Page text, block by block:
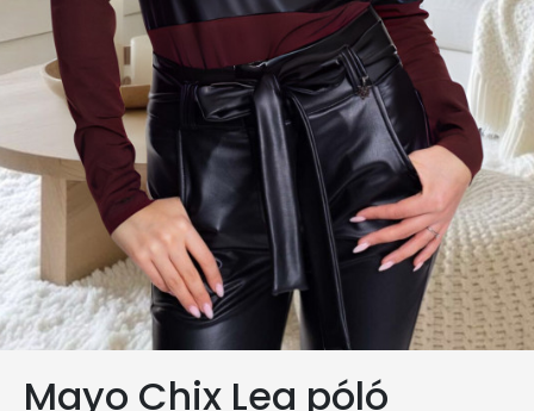
Mayo Chix Lea póló